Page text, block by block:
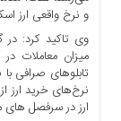
و نرخ واقعی ارز
وی تاکید کرد: در
میزان معاملات
تابلوهای صرافی
نرخ‌های خرید ارز
ارز در سرفصل